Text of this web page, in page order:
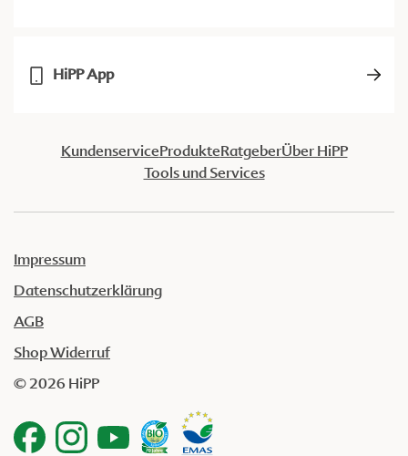
HiPP App
KundenserviceProdukteRatgeberÜber HiPP
Tools und Services
Impressum
Datenschutzerklärung
AGB
Shop Widerruf
© 2026 HiPP